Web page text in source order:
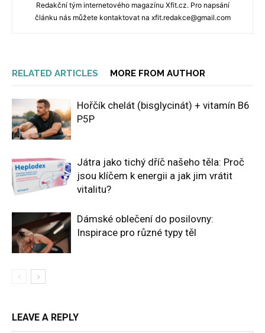
Redakční tým internetového magazínu Xfit.cz. Pro napsání
článku nás můžete kontaktovat na xfit.redakce@gmail.com
RELATED ARTICLES MORE FROM AUTHOR
Hořčík chelát (bisglycinát) + vitamín B6
P5P
Játra jako tichý dříč našeho těla: Proč
jsou klíčem k energii a jak jim vrátit
vitalitu?
Dámské oblečení do posilovny:
Inspirace pro různé typy těl
LEAVE A REPLY